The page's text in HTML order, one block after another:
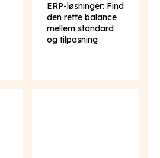
ERP-løsninger: Find
den rette balance
mellem standard
og tilpasning